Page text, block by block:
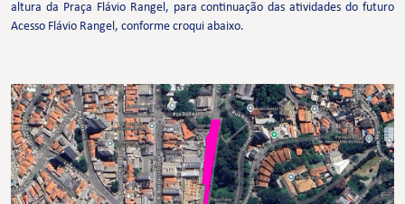
altura da Praça Flávio Rangel, para continuação das atividades do futuro
Acesso Flávio Rangel, conforme croqui abaixo.